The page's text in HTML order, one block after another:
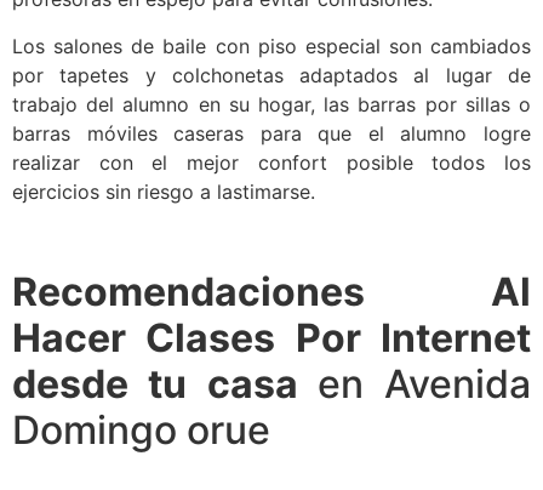
Los salones de baile con piso especial son cambiados
por tapetes y colchonetas adaptados al lugar de
trabajo del alumno en su hogar, las barras por sillas o
barras móviles caseras para que el alumno logre
realizar con el mejor confort posible todos los
ejercicios sin riesgo a lastimarse.
Recomendaciones Al
Hacer Clases Por Internet
desde tu casa en Avenida
Domingo orue